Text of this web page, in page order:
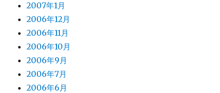
2007年1月
2006年12月
2006年11月
2006年10月
2006年9月
2006年7月
2006年6月